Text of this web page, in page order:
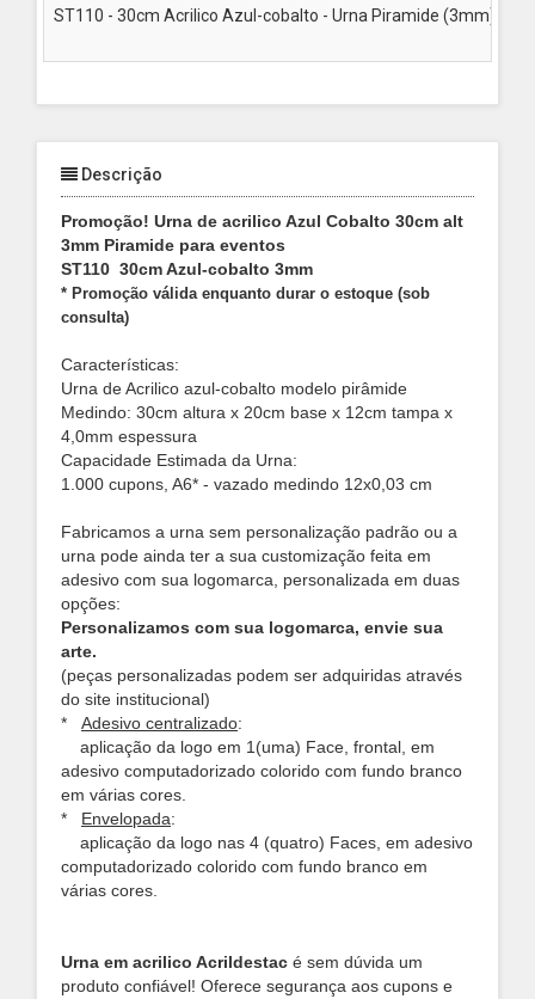
ST110 - 30cm Acrilico Azul-cobalto - Urna Piramide (3mm),
Descrição
Promoção! Urna de acrilico Azul Cobalto 30cm alt
3mm Piramide para eventos
ST110 30cm Azul-cobalto 3mm
* Promoção válida enquanto durar o estoque (sob
consulta)
Características:
Urna de Acrilico azul-cobalto modelo pirâmide
Medindo: 30cm altura x 20cm base x 12cm tampa x
4,0mm espessura
Capacidade Estimada da Urna:
1.000 cupons, A6* - vazado medindo 12x0,03 cm
Fabricamos a urna sem personalização padrão ou a
urna pode ainda ter a sua customização feita em
adesivo com sua logomarca, personalizada em duas
opções:
Personalizamos com sua logomarca, envie sua
arte.
(peças personalizadas podem ser adquiridas através
do site institucional)
* Adesivo centralizado:
aplicação da logo em 1(uma) Face, frontal, em
adesivo computadorizado colorido com fundo branco
em várias cores.
* Envelopada:
aplicação da logo nas 4 (quatro) Faces, em adesivo
computadorizado colorido com fundo branco em
várias cores.
Urna em acrilico Acrildestac é sem dúvida um
produto confiável! Oferece segurança aos cupons e